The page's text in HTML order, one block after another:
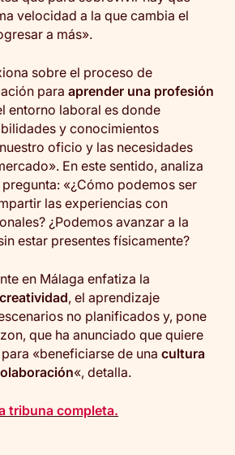
velocidad a la que cambia el
a más».
sobre el proceso de
para aprender una profesión
entorno laboral es donde
y conocimientos
oficio y las necesidades
En este sentido, analiza
pregunta: «¿Cómo podemos ser
las experiencias con
¿Podemos avanzar a la
estar presentes físicamente?
en Málaga enfatiza la
creatividad, el aprendizaje
no planificados y, pone
que ha anunciado que quiere
«beneficiarse de una cultura
«, detalla.
tribuna completa.